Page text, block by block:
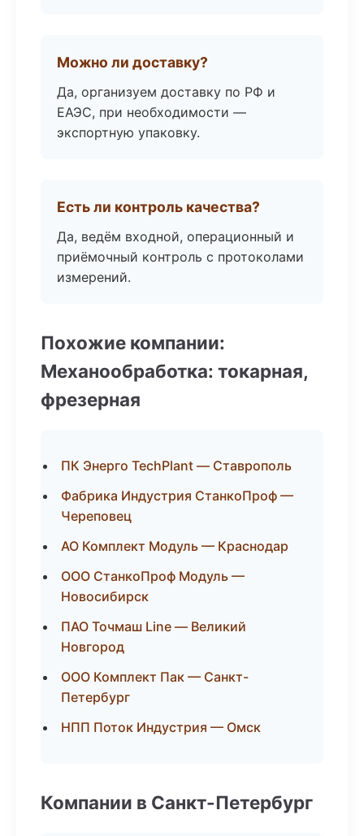
Можно ли доставку?
Да, организуем доставку по РФ и
ЕАЭС, при необходимости —
экспортную упаковку.
Есть ли контроль качества?
Да, ведём входной, операционный и
приёмочный контроль с протоколами
измерений.
Похожие компании:
Механообработка: токарная,
фрезерная
ПК Энерго TechPlant — Ставрополь
Фабрика Индустрия СтанкоПроф —
Череповец
АО Комплект Модуль — Краснодар
ООО СтанкоПроф Модуль —
Новосибирск
ПАО Точмаш Line — Великий
Новгород
ООО Комплект Пак — Санкт-
Петербург
НПП Поток Индустрия — Омск
Компании в Санкт-Петербург